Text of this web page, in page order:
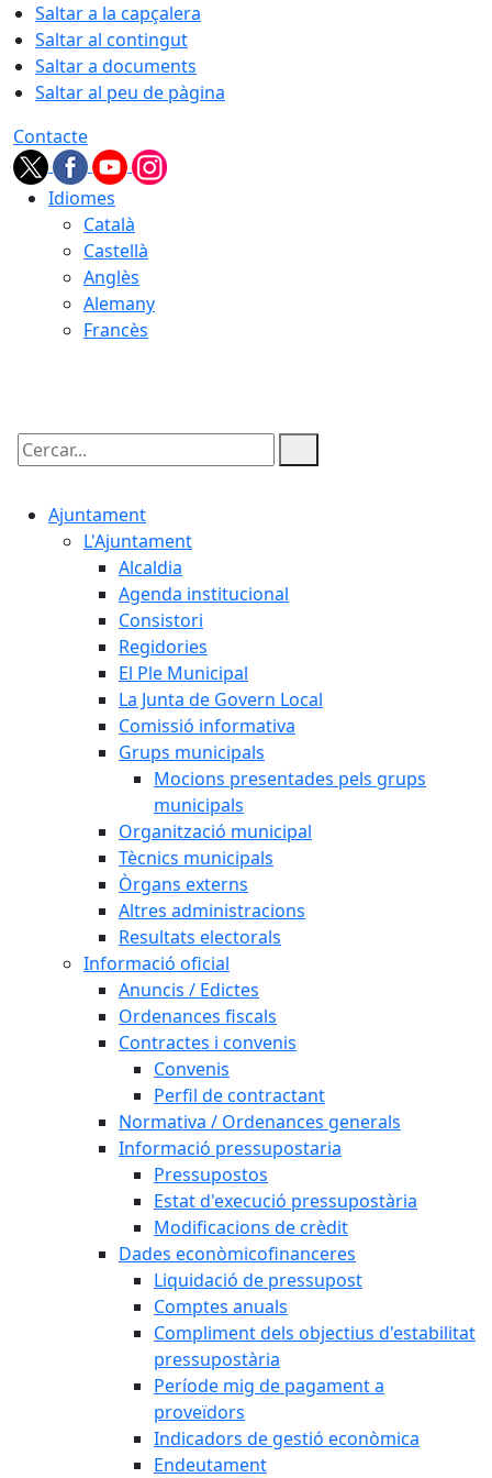
Saltar a la capçalera
Saltar al contingut
Saltar a documents
Saltar al peu de pàgina
Contacte
Idiomes
Català
Castellà
Anglès
Alemany
Francès
Cercar:
Ajuntament
L'Ajuntament
Alcaldia
Agenda institucional
Consistori
Regidories
El Ple Municipal
La Junta de Govern Local
Comissió informativa
Grups municipals
Mocions presentades pels grups
municipals
Organització municipal
Tècnics municipals
Òrgans externs
Altres administracions
Resultats electorals
Informació oficial
Anuncis / Edictes
Ordenances fiscals
Contractes i convenis
Convenis
Perfil de contractant
Normativa / Ordenances generals
Informació pressupostaria
Pressupostos
Estat d'execució pressupostària
Modificacions de crèdit
Dades econòmicofinanceres
Liquidació de pressupost
Comptes anuals
Compliment dels objectius d'estabilitat
pressupostària
Període mig de pagament a
proveïdors
Indicadors de gestió econòmica
Endeutament